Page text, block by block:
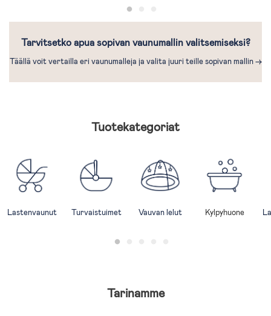
Tarvitsetko apua sopivan vaunumallin valitsemiseksi?
Täällä voit vertailla eri vaunumalleja ja valita juuri teille sopivan mallin ->
Tuotekategoriat
Lastenvaunut Turvaistuimet Vauvan lelut Kylpyhuone
Tarinamme